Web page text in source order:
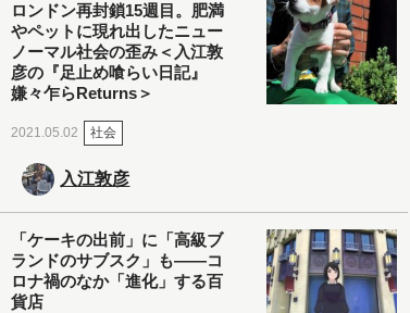
ロンドン再封鎖15週目。肥満
やペットに現れ出したニュー
ノーマル社会の歪み＜入江敦
彦の『足止め喰らい日記』
嫌々乍らReturns＞
2021.05.02 社会
入江敦彦
「ケーキの出前」に「高級ブ
ランドのサブスク」も――コ
ロナ禍のなか「進化」する百
貨店